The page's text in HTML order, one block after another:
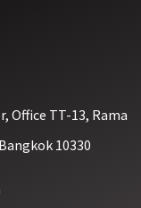
Office TT-13, Rama
10330